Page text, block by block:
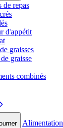
de repas
d'appétit
graisses
graisse
combinés
Alimentation